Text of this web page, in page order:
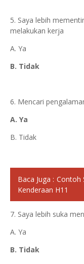
5. Saya lebih
melakukan kerja
A. Ya
B. Tidak
6. Mencari
A. Ya
B. Tidak
Baca Juga : Contoh
Kenderaan H11
7. Saya lebih suka
A. Ya
B. Tidak